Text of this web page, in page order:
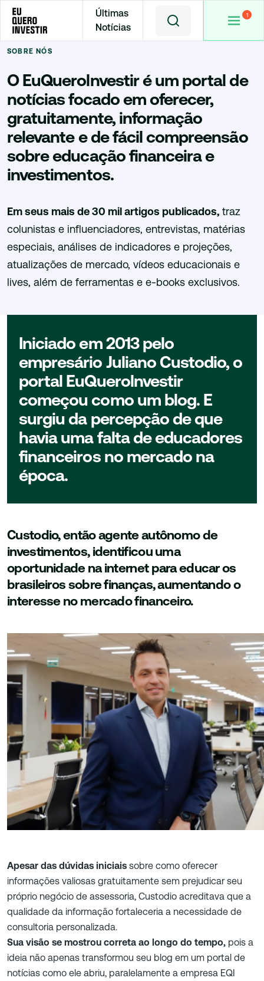
Últimas
Notícias
SOBRE NÓS
O EuQuerolnvestir é um portal de
notícias focado em oferecer,
gratuitamente, informação
relevante e de fácil compreensão
sobre educação financeira e
investimentos.
Em seus mais de 30 mil artigos publicados, traz
colunistas e influenciadores, entrevistas, matérias
especiais, análises de indicadores e projeções,
atualizações de mercado, vídeos educacionais e
lives, além de ferramentas e e-books exclusivos.
Iniciado em 2013 pelo
empresário Juliano Custodio, o
portal EuQuerolnvestir
começou como um blog. E
surgiu da percepção de que
havia uma falta de educadores
financeiros no mercado na
época.
Custodio, então agente autônomo de
investimentos, identificou uma
oportunidade na internet para educar os
brasileiros sobre finanças, aumentando o
interesse no mercado financeiro.
Apesar das dúvidas iniciais sobre como oferecer
informações valiosas gratuitamente sem prejudicar seu
próprio negócio de assessoria, Custodio acreditava que a
qualidade da informação fortaleceria a necessidade de
consultoria personalizada.
Sua visão se mostrou correta ao longo do tempo, pois a
ideia não apenas transformou seu blog em um portal de
notícias como ele abriu, paralelamente a empresa EQI